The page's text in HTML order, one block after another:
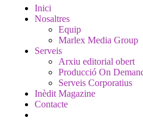
Inici
Nosaltres
Equip
Marlex Media Group
Serveis
Arxiu editorial obert
Producció On
Serveis Corporatius
Inèdit Magazine
Contacte